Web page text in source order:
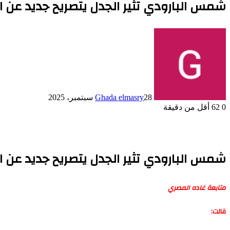
شمس البارودي تثير الجدل يتصريح جديد عن
Ghada elmasry28 سبتمبر، 2025
0
أقل من دقيقة
شمس البارودي تثير الجدل يتصريح جديد عن
متابعة غاده المصري
قالت: